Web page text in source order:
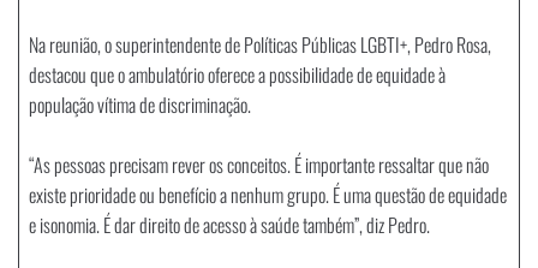
Na reunião, o superintendente de Políticas Públicas LGBTI+, Pedro Rosa,
destacou que o ambulatório oferece a possibilidade de equidade à
população vítima de discriminação.
“As pessoas precisam rever os conceitos. É importante ressaltar que não
existe prioridade ou benefício a nenhum grupo. É uma questão de equidade
e isonomia. É dar direito de acesso à saúde também”, diz Pedro.